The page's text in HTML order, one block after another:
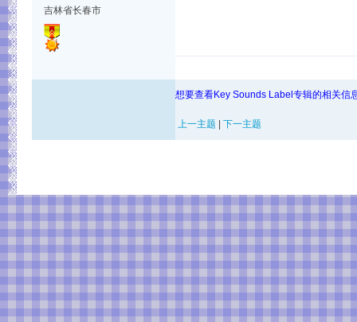
吉林省长春市
想要查看Key Sounds Label专辑的相关信
上一主题 下一主题